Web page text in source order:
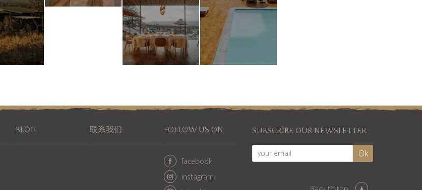
BLOG 联系我们 FOLLOW US ON
facebook
instagram
SUBSCRIBE OUR NEWSLETTER